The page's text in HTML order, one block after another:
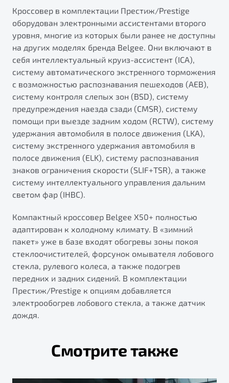
Кроссовер в комплектации Престиж/Prestige
оборудован электронными ассистентами второго
уровня, многие из которых были ранее не доступны
на других моделях бренда Belgee. Они включают в
себя интеллектуальный круиз-ассистент (ICA),
систему автоматического экстренного торможения
с возможностью распознавания пешеходов (AEB),
систему контроля слепых зон (BSD), систему
предупреждения наезда сзади (CMSR), систему
помощи при выезде задним ходом (RCTW), систему
удержания автомобиля в полосе движения (LKA),
систему экстренного удержания автомобиля в
полосе движения (ELK), систему распознавания
знаков ограничения скорости (SLIF+TSR), а также
систему интеллектуального управления дальним
светом фар (IHBC).
Компактный кроссовер Belgee X50+ полностью
адаптирован к холодному климату. В «зимний
пакет» уже в базе входят обогревы зоны покоя
стеклоочистителей, форсунок омывателя лобового
стекла, рулевого колеса, а также подогрев
передних и задних сидений. В комплектации
Престиж/Prestige к опциям добавляется
электрообогрев лобового стекла, а также датчик
дождя.
Смотрите также